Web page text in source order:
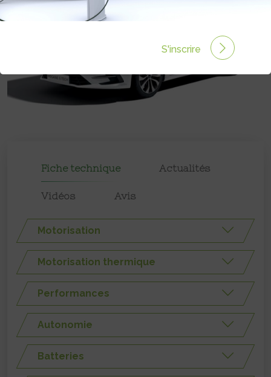
Fiche technique Actualités
Vidéos Avis
Motorisation
Motorisation thermique
Performances
Autonomie
Batteries
S'inscrire